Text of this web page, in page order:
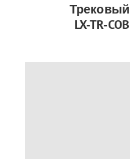
LX-TR-